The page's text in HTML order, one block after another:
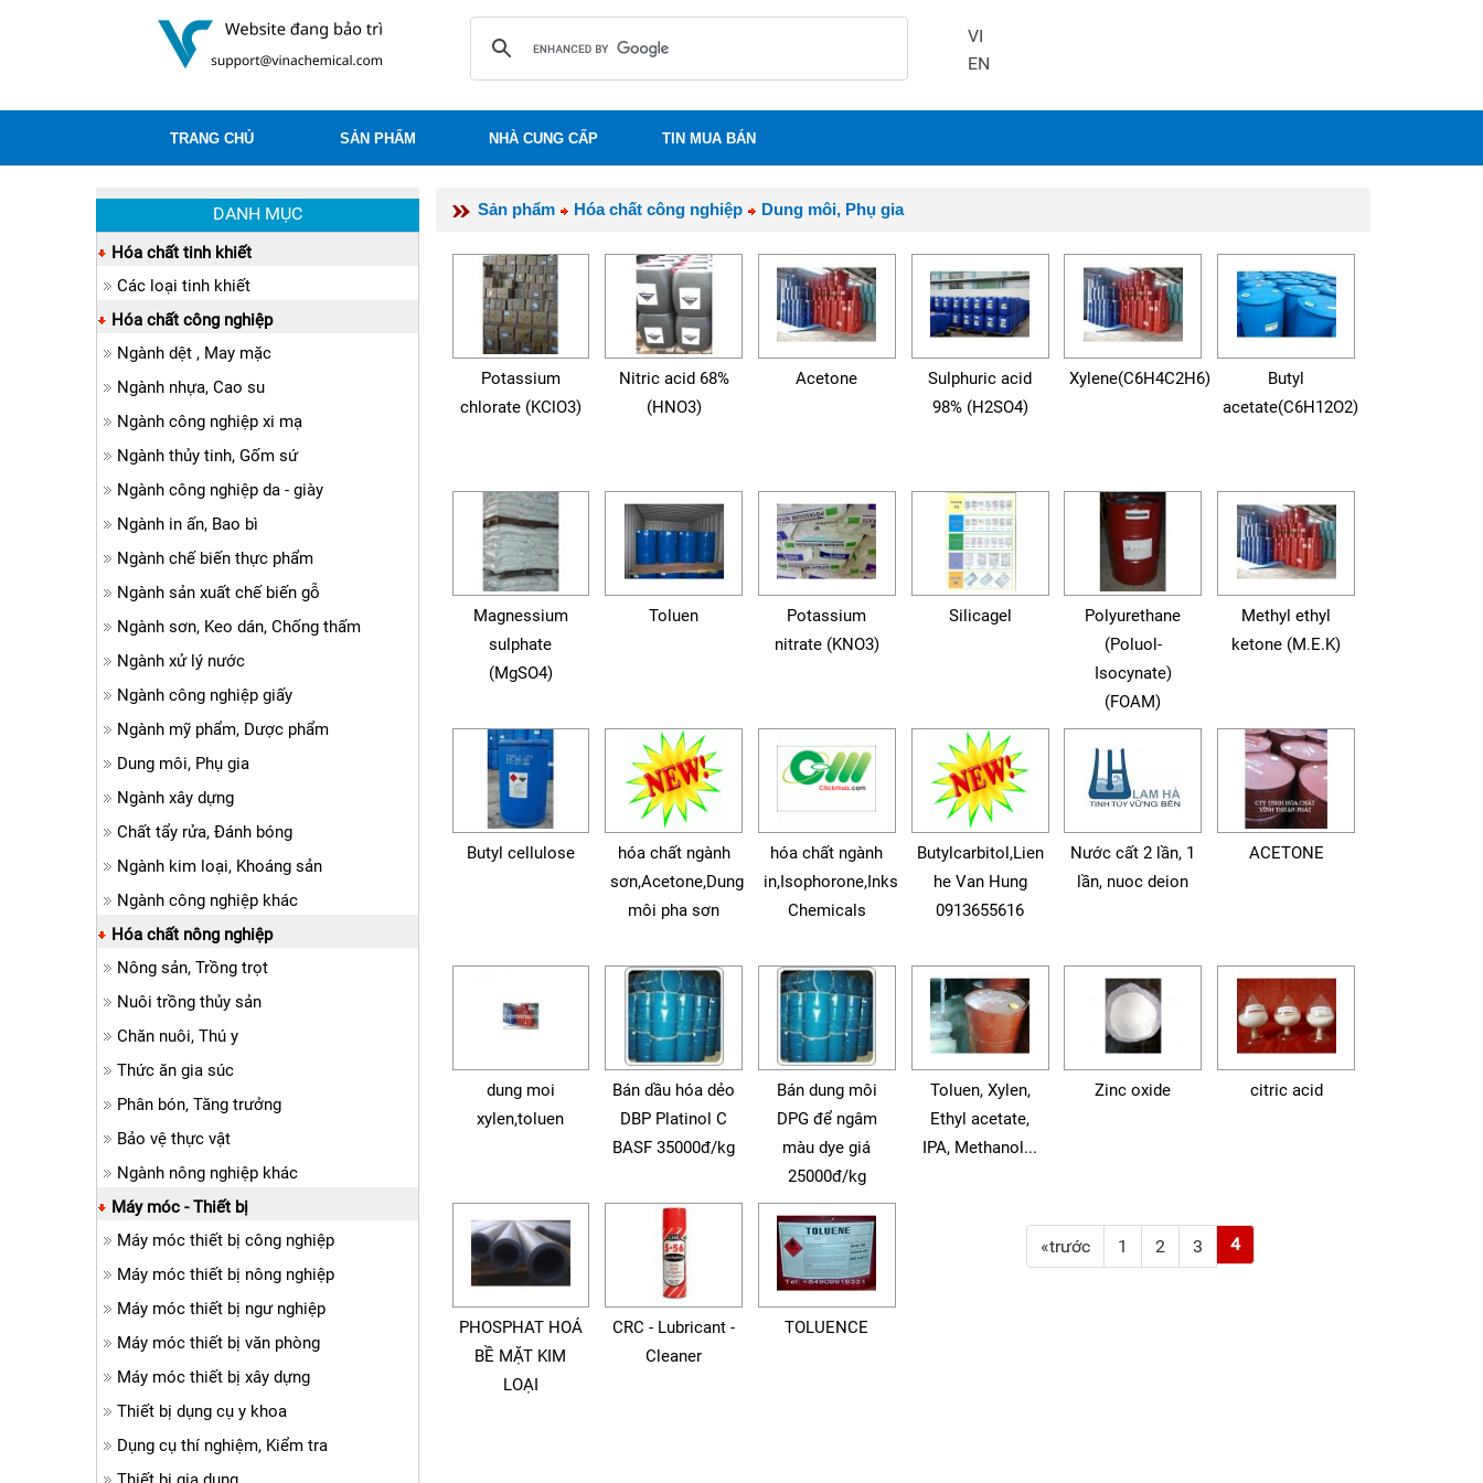
VI
EN
TRANG CHỦ SẢN PHẨM NHÀ CUNG CẤP TIN MUA BÁN
Sản phẩm Hóa chất công nghiệp Dung môi, Phụ gia
Potassium
chlorate (KClO3)
Nitric acid 68%
(HNO3)
Acetone
Sulphuric acid
98% (H2SO4)
Xylene(C6H4C2H6)
Butyl
acetate(C6H12O2)
Magnessium
sulphate
(MgSO4)
Toluen
Potassium
nitrate (KNO3)
Silicagel
Polyurethane
(Poluol-
Isocynate)
(FOAM)
Methyl ethyl
ketone (M.E.K)
Butyl cellulose
hóa chất ngành
sơn,Acetone,Dung
môi pha sơn
hóa chất ngành
in,Isophorone,Inks
Chemicals
Butylcarbitol,Lien
he Van Hung
0913655616
Nước cất 2 lần, 1
lần, nuoc deion
ACETONE
dung moi
xylen,toluen
Bán dầu hóa dẻo
DBP Platinol C
BASF 35000đ/kg
Bán dung môi
DPG để ngâm
màu dye giá
25000đ/kg
Toluen, Xylen,
Ethyl acetate,
IPA, Methanol...
Zinc oxide citric acid
PHOSPHAT HOÁ
BỀ MẶT KIM
LOẠI
CRC - Lubricant -
Cleaner
TOLUENCE
«trước 1 2 3 4
DANH MỤC
Hóa chất tinh khiết
Các loại tinh khiết
Hóa chất công nghiệp
Ngành dệt , May mặc
Ngành nhựa, Cao su
Ngành công nghiệp xi mạ
Ngành thủy tinh, Gốm sứ
Ngành công nghiệp da - giày
Ngành in ấn, Bao bì
Ngành chế biến thực phẩm
Ngành sản xuất chế biến gỗ
Ngành sơn, Keo dán, Chống thấm
Ngành xử lý nước
Ngành công nghiệp giấy
Ngành mỹ phẩm, Dược phẩm
Dung môi, Phụ gia
Ngành xây dựng
Chất tẩy rửa, Đánh bóng
Ngành kim loại, Khoáng sản
Ngành công nghiệp khác
Hóa chất nông nghiệp
Nông sản, Trồng trọt
Nuôi trồng thủy sản
Chăn nuôi, Thú y
Thức ăn gia súc
Phân bón, Tăng trưởng
Bảo vệ thực vật
Ngành nông nghiệp khác
Máy móc - Thiết bị
Máy móc thiết bị công nghiệp
Máy móc thiết bị nông nghiệp
Máy móc thiết bị ngư nghiệp
Máy móc thiết bị văn phòng
Máy móc thiết bị xây dựng
Thiết bị dụng cụ y khoa
Dụng cụ thí nghiệm, Kiểm tra